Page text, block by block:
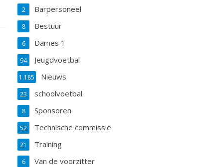
Barpersoneel
2
Bestuur
8
Dames 1
6
Jeugdvoetbal
94
Nieuws
1.185
schoolvoetbal
23
Sponsoren
8
Technische commissie
52
Training
21
Van de voorzitter
6